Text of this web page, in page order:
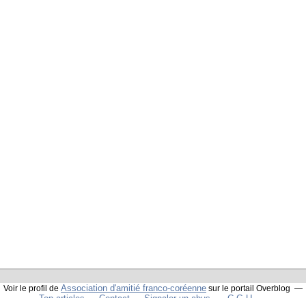
Voir le profil de Association d'amitié franco-coréenne sur le portail Overblog